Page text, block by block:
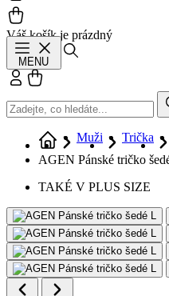
Váš košík je prázdný
MENU
Přihlásit se
Muži Trička
AGEN Pánské tričko
TAKÉ V PLUS SIZE